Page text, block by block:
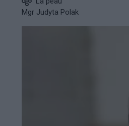
Mgr Judyta Polak